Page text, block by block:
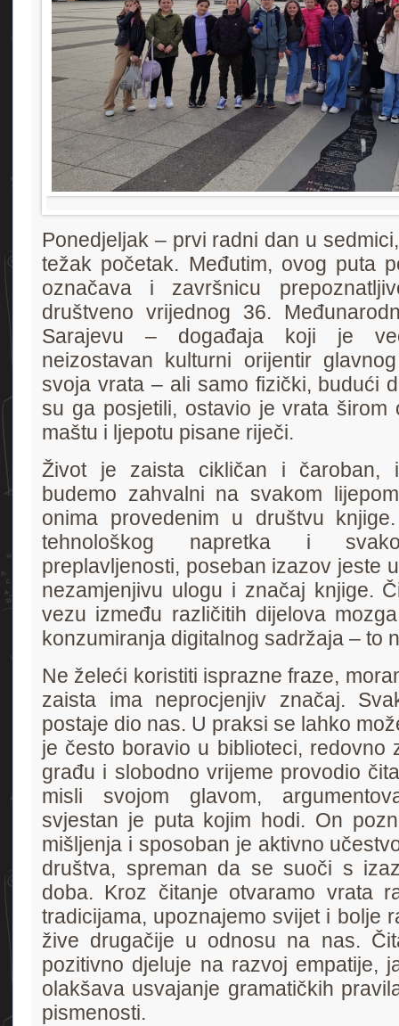
Ponedjeljak – prvi radni dan u
težak početak. Međutim, ovog puta
označava i završnicu
društveno vrijednog 36.
Sarajevu – događaja koji je
neizostavan kulturni orijentir
svoja vrata – ali samo fizički, budući
su ga posjetili, ostavio je vrata širom
maštu i ljepotu pisane riječi.
Život je zaista cikličan i čaroban,
budemo zahvalni na svakom
onima provedenim u društvu
tehnološkog napretka i
preplavljenosti, poseban izazov jeste
nezamjenjivu ulogu i značaj knjige.
vezu između različitih dijelova
konzumiranja digitalnog sadržaja – to
Ne želeći koristiti isprazne fraze,
zaista ima neprocjenjiv značaj.
postaje dio nas. U praksi se lahko
je često boravio u biblioteci, redovno
građu i slobodno vrijeme provodio
misli svojom glavom,
svjestan je puta kojim hodi. On
mišljenja i sposoban je aktivno
društva, spreman da se suoči s
doba. Kroz čitanje otvaramo vrata
tradicijama, upoznajemo svijet i bolje
žive drugačije u odnosu na nas.
pozitivno djeluje na razvoj empatije,
olakšava usvajanje gramatičkih
pismenosti.